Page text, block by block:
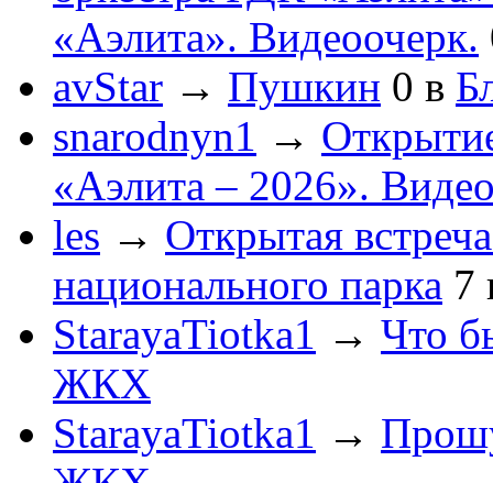
«Аэлита». Видеоочерк.
avStar → Пушкин 0 в
snarodnyn1 →
«Аэлита – 2026».
les → Открытая
национального парка 7
StarayaTiotka1 → Что
ЖКХ
StarayaTiotka1 →